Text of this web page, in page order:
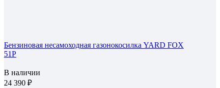
Бензиновая несамоходная газонокосилка YARD FOX
51P
В наличии
24 390